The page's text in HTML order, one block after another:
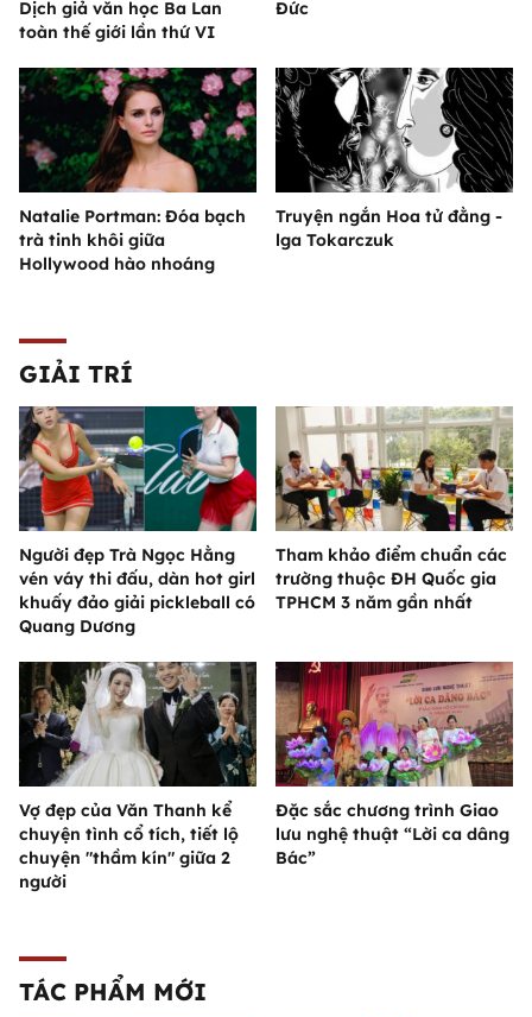
Dịch giả văn học Ba Lan
toàn thế giới lần thứ VI
Đức
Natalie Portman: Đóa bạch
trà tinh khôi giữa
Hollywood hào nhoáng
Truyện ngắn Hoa tử đằng -
lga Tokarczuk
GIẢI TRÍ
Người đẹp Trà Ngọc Hằng
vén váy thi đấu, dàn hot girl
khuấy đảo giải pickleball có
Quang Dương
Tham khảo điểm chuẩn các
trường thuộc ĐH Quốc gia
TPHCM 3 năm gần nhất
Vợ đẹp của Văn Thanh kể
chuyện tình cổ tích, tiết lộ
chuyện "thầm kín" giữa 2
người
Đặc sắc chương trình Giao
lưu nghệ thuật “Lời ca dâng
Bác”
TÁC PHẨM MỚI